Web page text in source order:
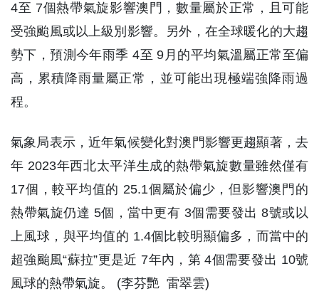
4至 7個熱帶氣旋影響澳門，數量屬於正常，且可能
受強颱風或以上級別影響。另外，在全球暖化的大趨
勢下，預測今年雨季 4至 9月的平均氣溫屬正常至偏
高，累積降雨量屬正常，並可能出現極端強降雨過
程。
氣象局表示，近年氣候變化對澳門影響更趨顯著，去
年 2023年西北太平洋生成的熱帶氣旋數量雖然僅有
17個，較平均值的 25.1個屬於偏少，但影響澳門的
熱帶氣旋仍達 5個，當中更有 3個需要發出 8號或以
上風球，與平均值的 1.4個比較明顯偏多，而當中的
超強颱風“蘇拉”更是近 7年內，第 4個需要發出 10號
風球的熱帶氣旋。 (李芬艷 雷翠雲)